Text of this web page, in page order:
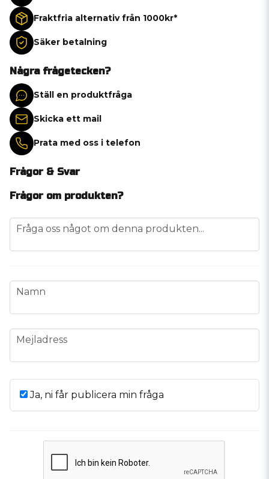
Fraktfria alternativ från 1000kr*
Säker betalning
Några frågetecken?
Ställ en produktfråga
Skicka ett mail
Prata med oss i telefon
Frågor & Svar
Frågor om produkten?
question
Fråga oss något om denna produkten...
name
Namn
email
Mejladress
Ja, ni får publicera min fråga